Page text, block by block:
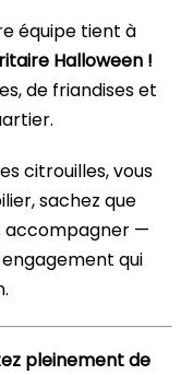
équipe tient à
Halloween !
de friandises et
citrouilles, vous
sachez que
accompagner —
qui
pleinement de